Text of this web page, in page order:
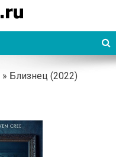
» Близнец (2022)